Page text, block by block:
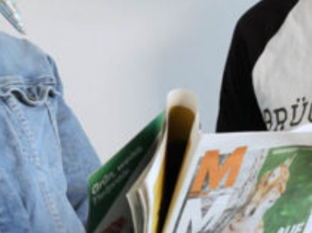
Sendung vom 08.12.2024
Moderation und Redaktion: Sveni
00:00 56:18
PODCAST ABONNIEREN